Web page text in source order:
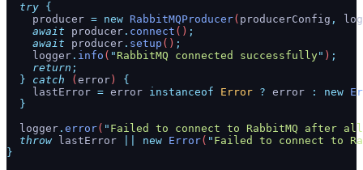
  try
{
    producer
= new RabbitMQProducer( producerConfig ,
    await
producer . connect () ;
    await
producer . setup () ;
    logger
. info ( " RabbitMQ connected successfully" ) ;
    return
;
  }
catch ( error ) {
    lastError
= error instanceof Error ? error : new
  }
  logger
. error( " Failed to connect to RabbitMQ after
  throw
lastError new Error( " Failed to connect to
}